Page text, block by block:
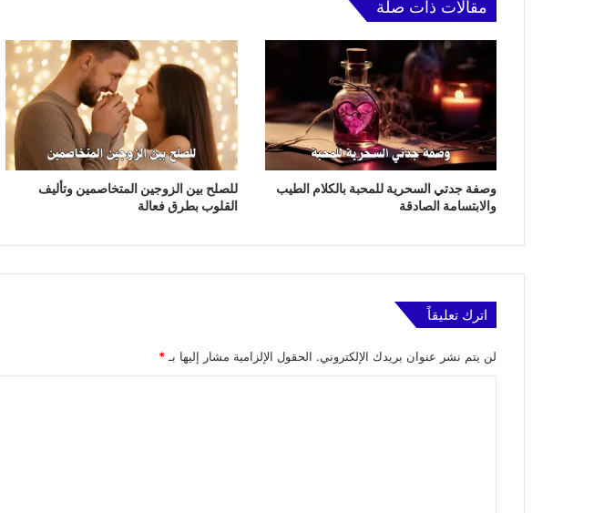
مقالات ذات صلة
وصفة جدتي السحرية للمحبة بالكلام الطيب
والابتسامة الصادقة
للصلح بين الزوجين المتخاصمين وتأليف
القلوب بطرق فعالة
اترك تعليقاً
لن يتم نشر عنوان بريدك الإلكتروني. الحقول الإلزامية مشار إليها بـ*